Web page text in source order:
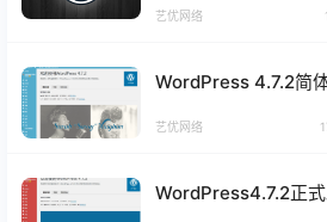
艺优网络
WordPress 4.7.2简
艺优网络
WordPress4.7.2正